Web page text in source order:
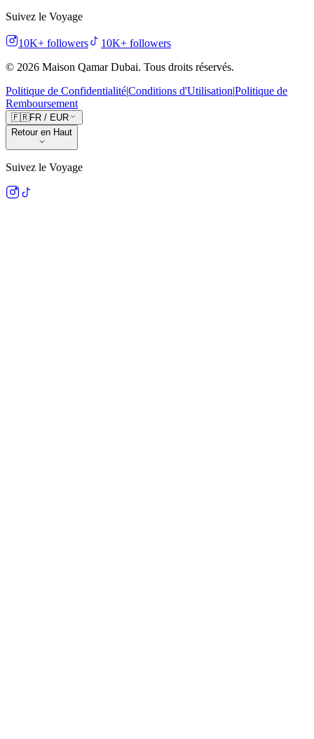
Suivez le Voyage
10K+ followers 10K+ followers
© 2026 Maison Qamar Dubai. Tous droits réservés.
Politique de ConfidentialitéConditions d'UtilisationPolitique de
Remboursement
🇫🇷FR / EUR
Retour en Haut
Suivez le Voyage